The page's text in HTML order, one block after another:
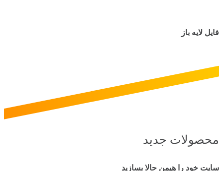
فایل لایه باز
محصولات جدید
سایت خود را هیمن حالا بسازید